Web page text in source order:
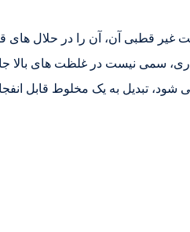
غیر قطبی آن، آن را در حلال
سمی نیست در غلظت های بالا